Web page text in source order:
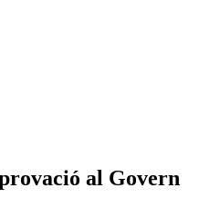
al Govern